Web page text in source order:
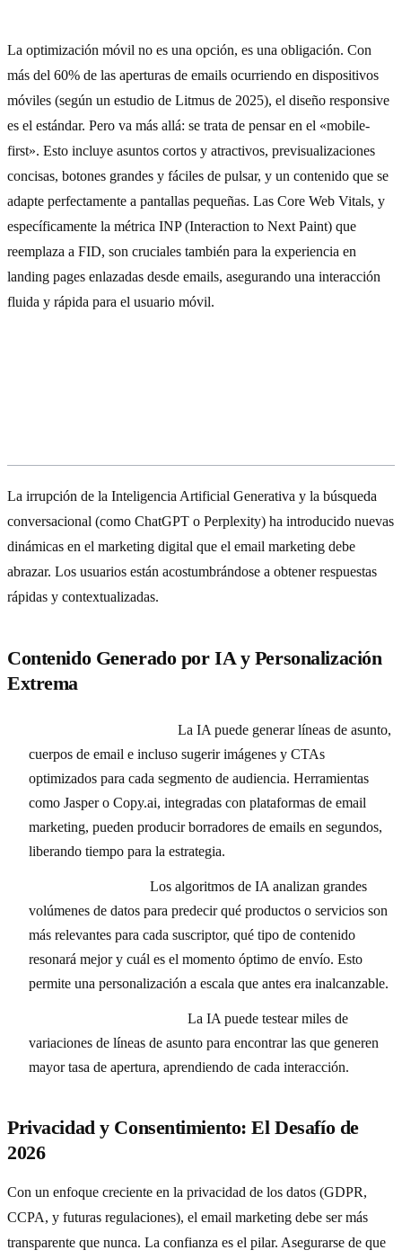
La optimización móvil no es una opción, es una obligación. Con
más del 60% de las aperturas de emails ocurriendo en dispositivos
móviles (según un estudio de Litmus de 2025), el diseño responsive
es el estándar. Pero va más allá: se trata de pensar en el «mobile-
first». Esto incluye asuntos cortos y atractivos, previsualizaciones
concisas, botones grandes y fáciles de pulsar, y un contenido que se
adapte perfectamente a pantallas pequeñas. Las Core Web Vitals, y
específicamente la métrica INP (Interaction to Next Paint) que
reemplaza a FID, son cruciales también para la experiencia en
landing pages enlazadas desde emails, asegurando una interacción
fluida y rápida para el usuario móvil.
La irrupción de la Inteligencia Artificial Generativa y la búsqueda
conversacional (como ChatGPT o Perplexity) ha introducido nuevas
dinámicas en el marketing digital que el email marketing debe
abrazar. Los usuarios están acostumbrándose a obtener respuestas
rápidas y contextualizadas.
Contenido Generado por IA y Personalización
Extrema
La IA puede generar líneas de asunto,
cuerpos de email e incluso sugerir imágenes y CTAs
optimizados para cada segmento de audiencia. Herramientas
como Jasper o Copy.ai, integradas con plataformas de email
marketing, pueden producir borradores de emails en segundos,
liberando tiempo para la estrategia.
Los algoritmos de IA analizan grandes
volúmenes de datos para predecir qué productos o servicios son
más relevantes para cada suscriptor, qué tipo de contenido
resonará mejor y cuál es el momento óptimo de envío. Esto
permite una personalización a escala que antes era inalcanzable.
La IA puede testear miles de
variaciones de líneas de asunto para encontrar las que generen
mayor tasa de apertura, aprendiendo de cada interacción.
Privacidad y Consentimiento: El Desafío de
2026
Con un enfoque creciente en la privacidad de los datos (GDPR,
CCPA, y futuras regulaciones), el email marketing debe ser más
transparente que nunca. La confianza es el pilar. Asegurarse de que